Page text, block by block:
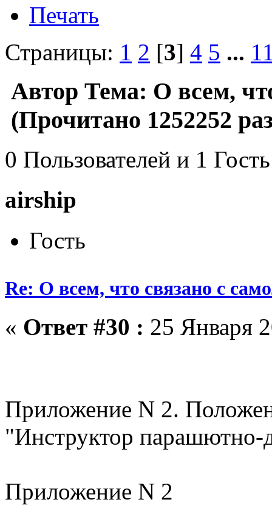
Печать
Страницы: 1 2 [3] 4 5 ...
Автор Тема: О всем,
(Прочитано 1252252
0 Пользователей и 1
airship
Гость
Re: О всем, что связано с
« Ответ #30 : 25 Января
Приложение N 2.
"Инструктор парашютно-
Приложение N 2